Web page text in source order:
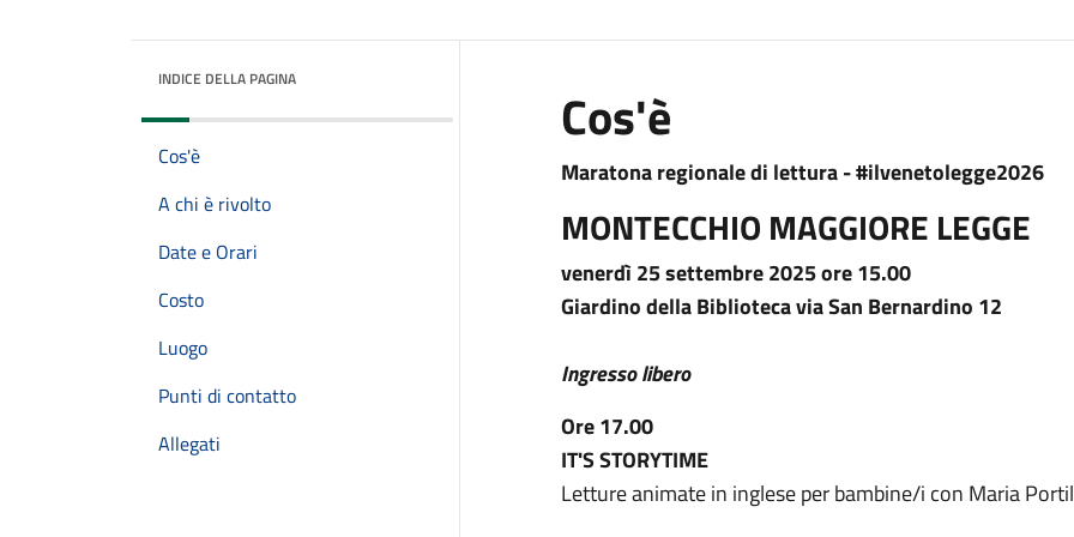
INDICE DELLA PAGINA
Cos'è
A chi è rivolto
Date e Orari
Costo
Luogo
Punti di contatto
Allegati
Cos'è
Maratona regionale di lettura - #ilvenetolegge2026
MONTECCHIO MAGGIORE LEGGE
venerdì 25 settembre 2025 ore 15.00
Giardino della Biblioteca via San Bernardino 12
Ingresso libero
Ore 17.00
IT'S STORYTIME
Letture animate in inglese per bambine/i con Maria